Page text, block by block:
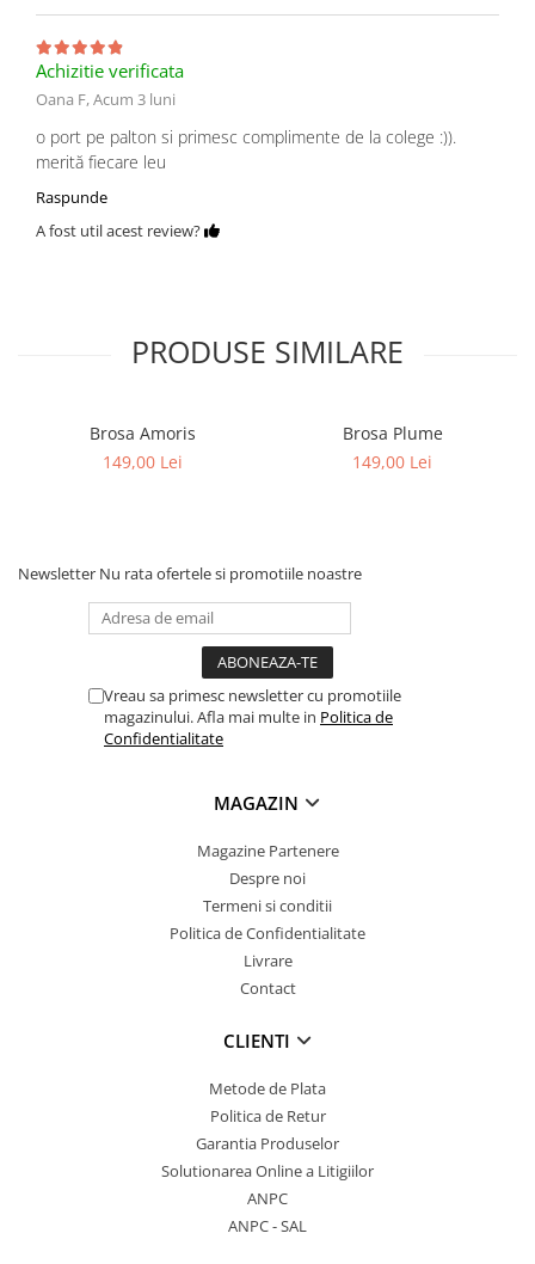
Achizitie verificata
Oana F,Acum 3 luni
o port pe palton si primesc complimente de la colege :)).
merită fiecare leu
Raspunde
A fost util acest review?
PRODUSE SIMILARE
Brosa Amoris
149,00 Lei
Brosa Plume
149,00 Lei
Newsletter Nu rata ofertele si promotiile noastre
Vreau sa primesc newsletter cu promotiile
magazinului. Afla mai multe in Politica de
Confidentialitate
MAGAZIN
Magazine Partenere
Despre noi
Termeni si conditii
Politica de Confidentialitate
Livrare
Contact
CLIENTI
Metode de Plata
Politica de Retur
Garantia Produselor
Solutionarea Online a Litigiilor
ANPC
ANPC - SAL